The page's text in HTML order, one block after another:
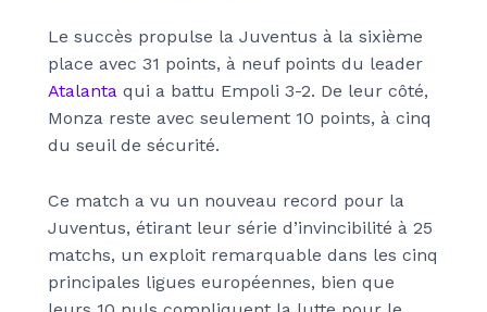
Le succès propulse la Juventus à la sixième
place avec 31 points, à neuf points du leader
Atalanta qui a battu Empoli 3-2. De leur côté,
Monza reste avec seulement 10 points, à cinq
du seuil de sécurité.
Ce match a vu un nouveau record pour la
Juventus, étirant leur série d’invincibilité à 25
matchs, un exploit remarquable dans les cinq
principales ligues européennes, bien que